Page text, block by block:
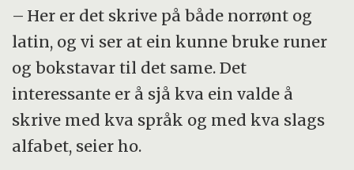
– Her er det skrive på både norrønt og
latin, og vi ser at ein kunne bruke runer
og bokstavar til det same. Det
interessante er å sjå kva ein valde å
skrive med kva språk og med kva slags
alfabet, seier ho.